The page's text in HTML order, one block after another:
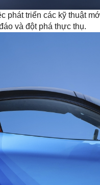
phát triển các kỹ thuật
và đột phá thực thụ.